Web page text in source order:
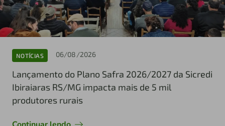
NOTÍCIAS 06/08/2026
Lançamento do Plano Safra 2026/2027 da Sicredi
Ibiraiaras RS/MG impacta mais de 5 mil
produtores rurais